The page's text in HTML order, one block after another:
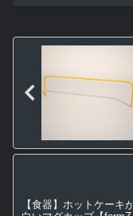
【食器】ホットケーキ